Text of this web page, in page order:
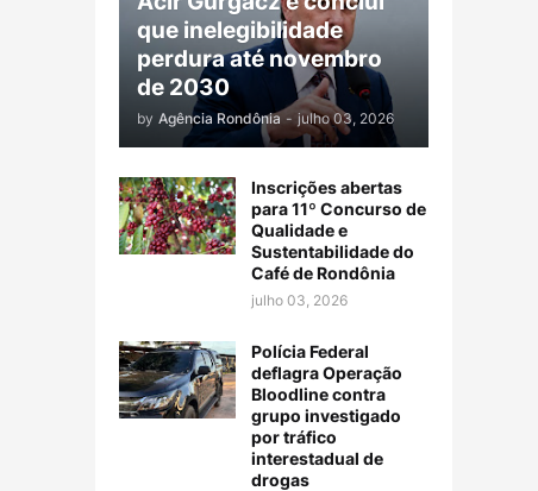
que inelegibilidade
perdura até novembro
de 2030
by Agência Rondônia - julho 03, 2026
Inscrições abertas
para 11º Concurso de
Qualidade e
Sustentabilidade do
Café de Rondônia
julho 03, 2026
Polícia Federal
deflagra Operação
Bloodline contra
grupo investigado
por tráfico
interestadual de
drogas